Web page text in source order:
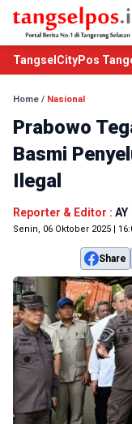
TangselCityPos
Home / Nasional
Prabowo
Basmi
Ilegal
Reporter & Editor : AY
Senin, 06 Oktober 2025 |
Share